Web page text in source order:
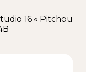
16 « Pitchou